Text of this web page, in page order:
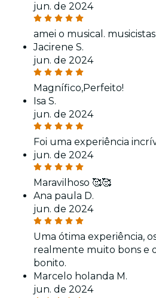
jun. de 2024
amei o musical.
Jacirene S.
jun. de 2024
Magnífico,Perfeito!
Isa S.
jun. de 2024
Foi uma experiência
jun. de 2024
Maravilhoso 🥰🥰
Ana paula D.
jun. de 2024
Uma ótima experiência,
realmente muito bons e
bonito.
Marcelo holanda M.
jun. de 2024